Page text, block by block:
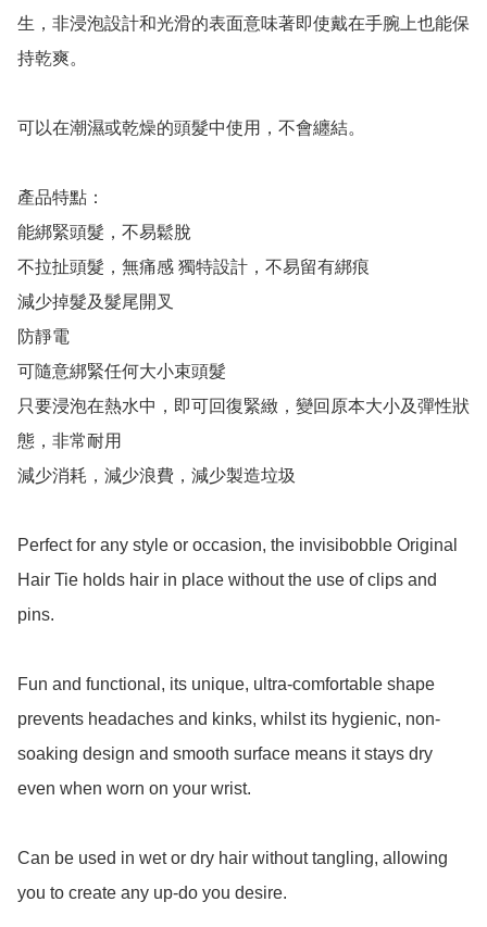
生，非浸泡設計和光滑的表面意味著即使戴在手腕上也能保
持乾爽。
可以在潮濕或乾燥的頭髮中使用，不會纏結。
產品特點：
能綁緊頭髮，不易鬆脫
不拉扯頭髮，無痛感 獨特設計，不易留有綁痕
減少掉髮及髮尾開叉
防靜電
可隨意綁緊任何大小束頭髮
只要浸泡在熱水中，即可回復緊緻，變回原本大小及彈性狀
態，非常耐用
減少消耗，減少浪費，減少製造垃圾
Perfect for any style or occasion, the invisibobble Original
Hair Tie holds hair in place without the use of clips and
pins.
Fun and functional, its unique, ultra-comfortable shape
prevents headaches and kinks, whilst its hygienic, non-
soaking design and smooth surface means it stays dry
even when worn on your wrist.
Can be used in wet or dry hair without tangling, allowing
you to create any up-do you desire.